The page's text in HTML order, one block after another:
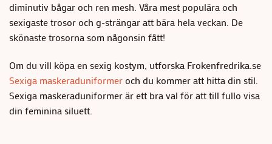
diminutiv bågar och ren mesh. Våra mest populära och
sexigaste trosor och g-strängar att bära hela veckan. De
skönaste trosorna som någonsin fått!
Om du vill köpa en sexig kostym, utforska Frokenfredrika.se
Sexiga maskeraduniformeroch du kommer att hitta din stil.
Sexiga maskeraduniformer är ett bra val för att till fullo visa
din feminina siluett.